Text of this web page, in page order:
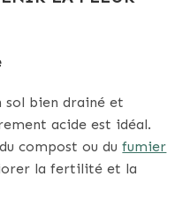
sol bien drainé et
acide est idéal.
compost ou dufumier
la fertilité et la